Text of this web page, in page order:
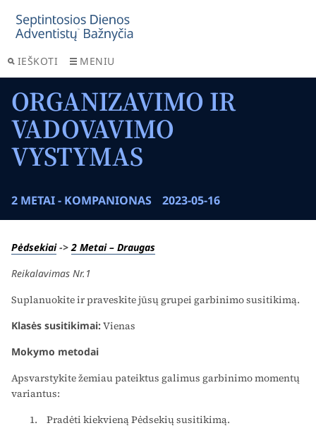
IEŠKOTI MENIU
ORGANIZAVIMO IR
VADOVAVIMO
VYSTYMAS
2 METAI - KOMPANIONAS 2023-05-16
Pėdsekiai-> 2 Metai – Draugas
Reikalavimas Nr.1
Suplanuokite ir praveskite jūsų grupei garbinimo susitikimą.
Klasės susitikimai:Vienas
Mokymo metodai
Apsvarstykite žemiau pateiktus galimus garbinimo momentų
variantus:
Pradėti kiekvieną Pėdsekių susitikimą.